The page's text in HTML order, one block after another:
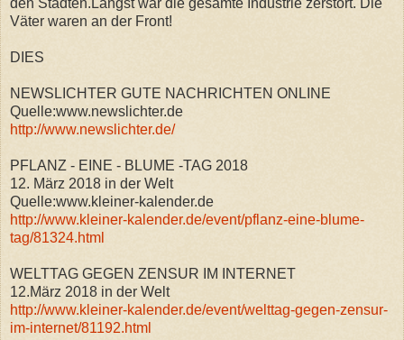
Väter waren an der Front!
DIES
NEWSLICHTER GUTE NACHRICHTEN ONLINE
Quelle:www.newslichter.de
http://www.newslichter.de/
PFLANZ - EINE - BLUME -TAG 2018
12. März 2018 in der Welt
Quelle:www.kleiner-kalender.de
http://www.kleiner-kalender.de/event/pflanz-eine-blume-
tag/81324.html
WELTTAG GEGEN ZENSUR IM INTERNET
12.März 2018 in der Welt
http://www.kleiner-kalender.de/event/welttag-gegen-zensur-
im-internet/81192.html